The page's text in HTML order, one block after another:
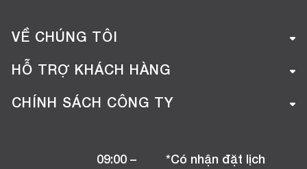
VỀ CHÚNG TÔI
Giới thiệu công ty
Tuyển dụng
HỖ TRỢ KHÁCH HÀNG
Hướng dẫn mua hàng online
Chương trình khuyến mãi
CHÍNH SÁCH CÔNG TY
Chính sách bảo hành09:00 –
*Có nhận đặt lịch